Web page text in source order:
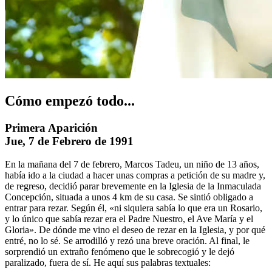
Cómo empezó todo...
Primera Aparición
Jue, 7 de Febrero de 1991
En la mañana del 7 de febrero, Marcos Tadeu, un niño de 13 años,
había ido a la ciudad a hacer unas compras a petición de su madre y,
de regreso, decidió parar brevemente en la Iglesia de la Inmaculada
Concepción, situada a unos 4 km de su casa. Se sintió obligado a
entrar para rezar. Según él, «ni siquiera sabía lo que era un Rosario,
y lo único que sabía rezar era el Padre Nuestro, el Ave María y el
Gloria». De dónde me vino el deseo de rezar en la Iglesia, y por qué
entré, no lo sé. Se arrodilló y rezó una breve oración. Al final, le
sorprendió un extraño fenómeno que le sobrecogió y le dejó
paralizado, fuera de sí. He aquí sus palabras textuales: